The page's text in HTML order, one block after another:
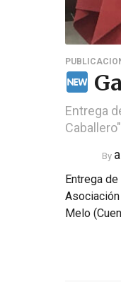
Entrega
Caballero"
By
Entrega
Melo